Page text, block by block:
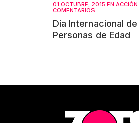
01 OCTUBRE, 2015 EN
COMENTARIOS
Día Internacional de
Personas de Edad